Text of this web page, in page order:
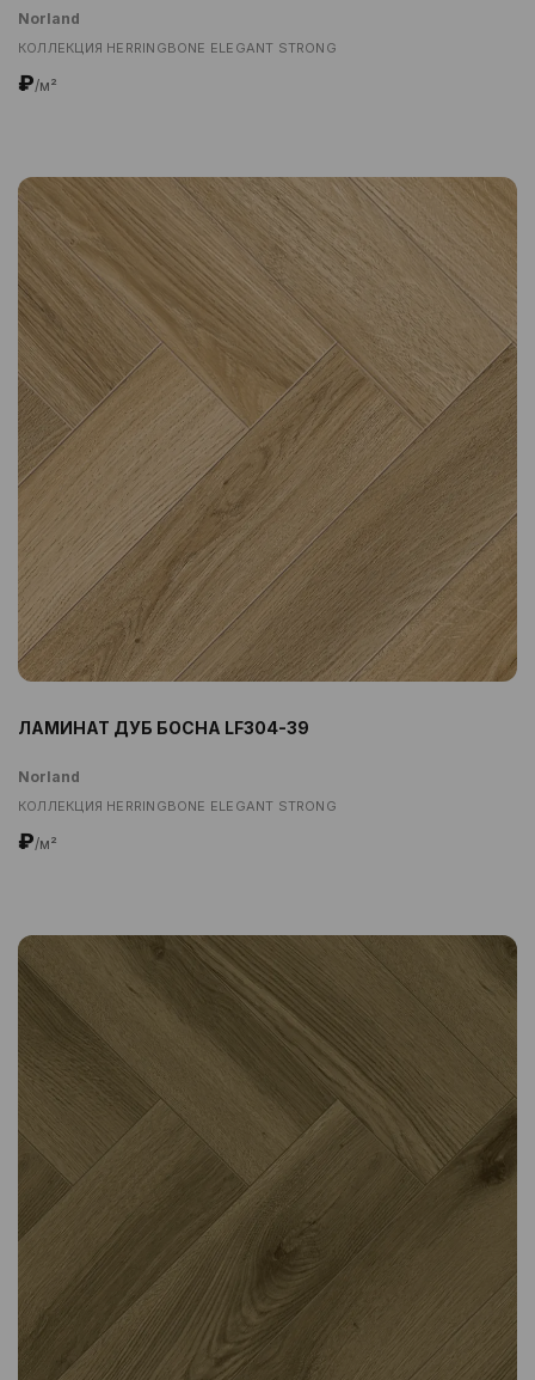
Norland
КОЛЛЕКЦИЯ HERRINGBONE ELEGANT STRONG
₽/м²
ЛАМИНАТ ДУБ БОСНА LF304-39
Norland
КОЛЛЕКЦИЯ HERRINGBONE ELEGANT STRONG
₽/м²